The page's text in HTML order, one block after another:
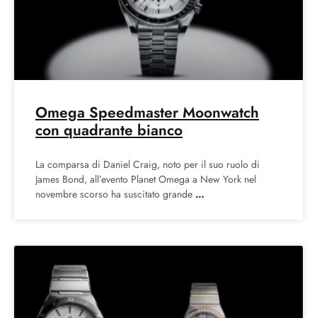
Omega Speedmaster Moonwatch
con quadrante bianco
La comparsa di Daniel Craig, noto per il suo ruolo di
James Bond, all’evento Planet Omega a New York nel
novembre scorso ha suscitato grande